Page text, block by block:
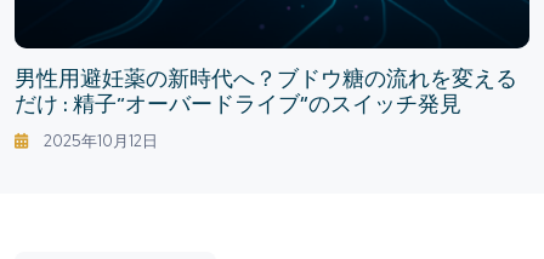
男性用避妊薬の新時代へ？ブドウ糖の流れを変える
だけ : 精子“オーバードライブ”のスイッチ発見
2025年10月12日